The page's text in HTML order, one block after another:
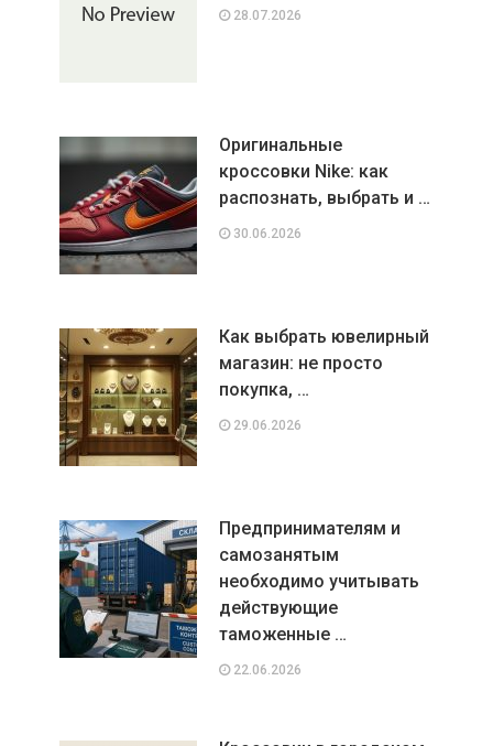
28.07.2026
Оригинальные
кроссовки Nike: как
распознать, выбрать и …
30.06.2026
Как выбрать ювелирный
магазин: не просто
покупка, …
29.06.2026
Предпринимателям и
самозанятым
необходимо учитывать
действующие
таможенные …
22.06.2026